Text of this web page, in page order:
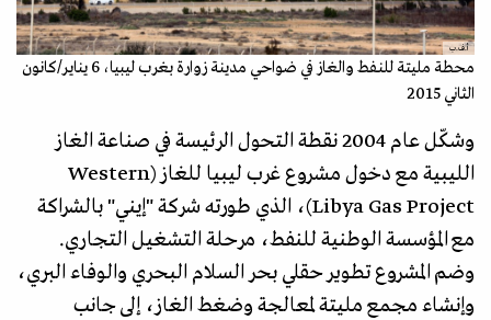
أ.ف.ب
محطة مليتة للنفط والغاز في ضواحي مدينة زوارة بغرب ليبيا، 6 يناير/كانون
الثاني 2015
وشكّل عام 2004 نقطة التحول الرئيسة في صناعة الغاز
الليبية مع دخول مشروع غرب ليبيا للغاز (Western
Libya Gas Project)، الذي طورته شركة "إيني" بالشراكة
مع المؤسسة الوطنية للنفط، مرحلة التشغيل التجاري.
وضم المشروع تطوير حقلي بحر السلام البحري والوفاء البري،
وإنشاء مجمع مليتة لمعالجة وضغط الغاز، إلى جانب